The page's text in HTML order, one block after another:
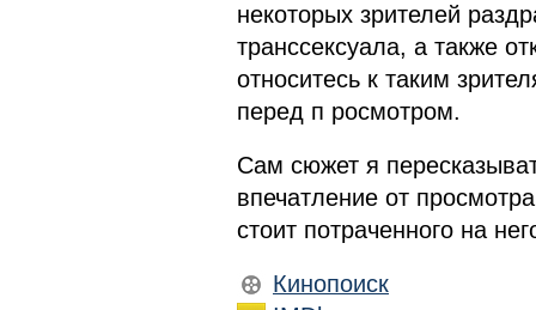
некоторых зрителей
транссексуала, а также
относитесь к таким
перед п росмотром.
Сам сюжет я
впечатление от
стоит потраченного на
Кинопоиск